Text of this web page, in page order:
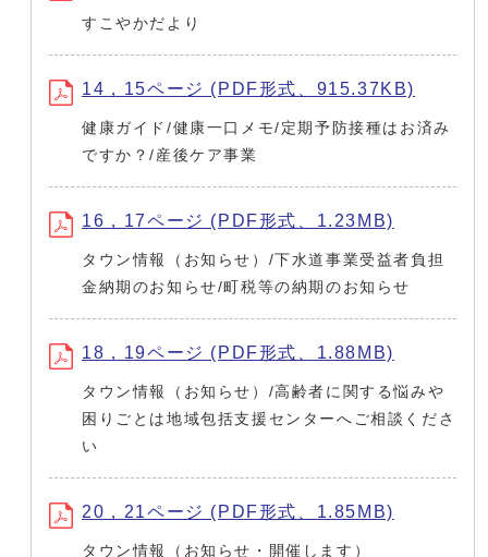
すこやかだより
14，15ページ (PDF形式、915.37KB)
健康ガイド/健康一口メモ/定期予防接種はお済み
ですか？/産後ケア事業
16，17ページ (PDF形式、1.23MB)
タウン情報（お知らせ）/下水道事業受益者負担
金納期のお知らせ/町税等の納期のお知らせ
18，19ページ (PDF形式、1.88MB)
タウン情報（お知らせ）/高齢者に関する悩みや
困りごとは地域包括支援センターへご相談くださ
い
20，21ページ (PDF形式、1.85MB)
タウン情報（お知らせ・開催します）